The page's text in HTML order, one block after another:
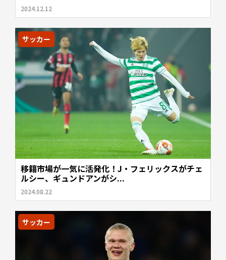
2024.12.12
サッカー
移籍市場が一気に活発化！J・フェリックスがチェ
ルシー、ギュンドアンがシ...
2024.08.22
サッカー